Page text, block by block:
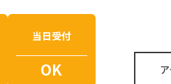
当日受付
OK